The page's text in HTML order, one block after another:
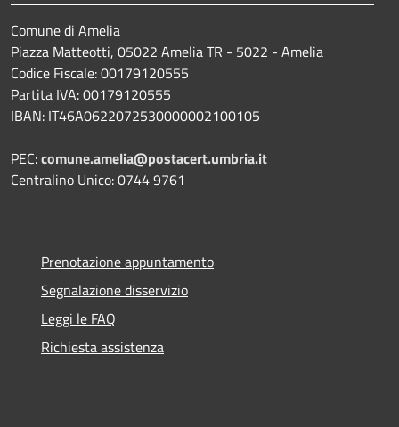
Comune di Amelia
Piazza Matteotti, 05022 Amelia TR - 5022 - Amelia
Codice Fiscale: 00179120555
Partita IVA: 00179120555
IBAN: IT46A0622072530000002100105
PEC:comune.amelia@postacert.umbria.it
Centralino Unico: 0744 9761
Prenotazione appuntamento
Segnalazione disservizio
Leggi le FAQ
Richiesta assistenza